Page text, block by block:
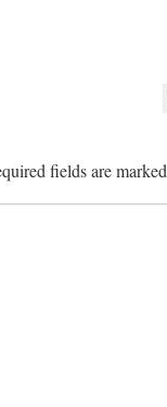
fields are marked